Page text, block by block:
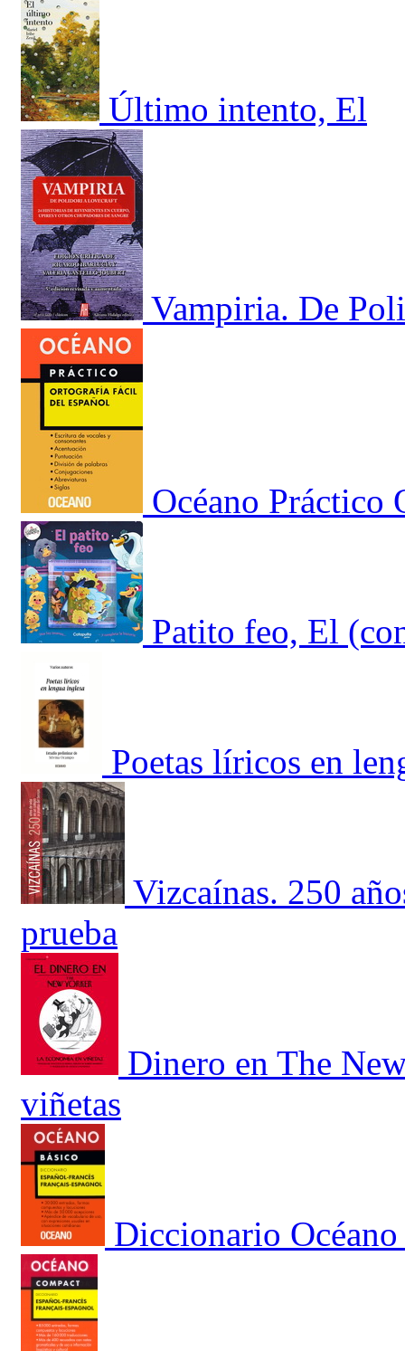
Último intento, El
Vampiria. De
Océano Práctico
Patito feo, El
Poetas líricos en
Vizcaínas. 250
prueba
Dinero en The
viñetas
Diccionario